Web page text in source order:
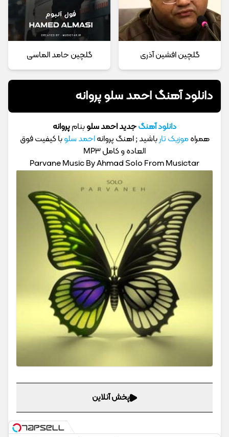
گلچین افشین آذری گلچین حامد الماسی
دانلود آهنگ احمد سلو پروانه
دانلود آهنگجدید احمد سلوبنامپروانه
همراهموزیک تارباشید ; اهنگ پروانهاحمد سلوبا کیفیت فوق
العاده و کامل MP3
Parvane Music By Ahmad Solo From Musictar
پخش آنلاین